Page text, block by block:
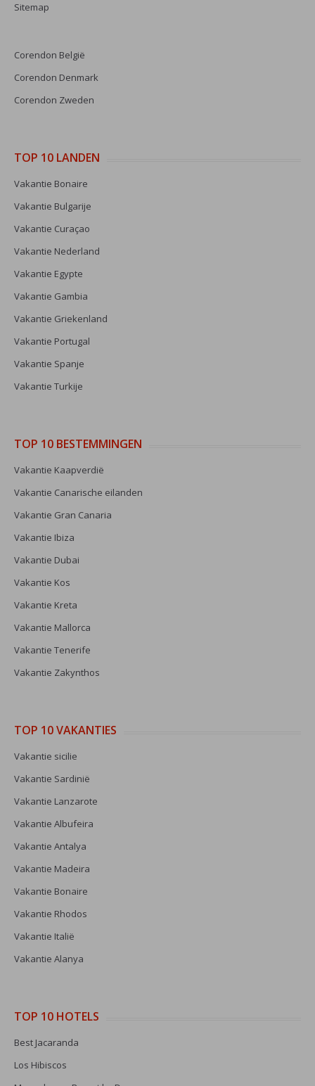
Sitemap
Corendon België
Corendon Denmark
Corendon Zweden
TOP 10 LANDEN
Vakantie Bonaire
Vakantie Bulgarije
Vakantie Curaçao
Vakantie Nederland
Vakantie Egypte
Vakantie Gambia
Vakantie Griekenland
Vakantie Portugal
Vakantie Spanje
Vakantie Turkije
TOP 10 BESTEMMINGEN
Vakantie Kaapverdië
Vakantie Canarische eilanden
Vakantie Gran Canaria
Vakantie Ibiza
Vakantie Dubai
Vakantie Kos
Vakantie Kreta
Vakantie Mallorca
Vakantie Tenerife
Vakantie Zakynthos
TOP 10 VAKANTIES
Vakantie sicilie
Vakantie Sardinië
Vakantie Lanzarote
Vakantie Albufeira
Vakantie Antalya
Vakantie Madeira
Vakantie Bonaire
Vakantie Rhodos
Vakantie Italië
Vakantie Alanya
TOP 10 HOTELS
Best Jacaranda
Los Hibiscos